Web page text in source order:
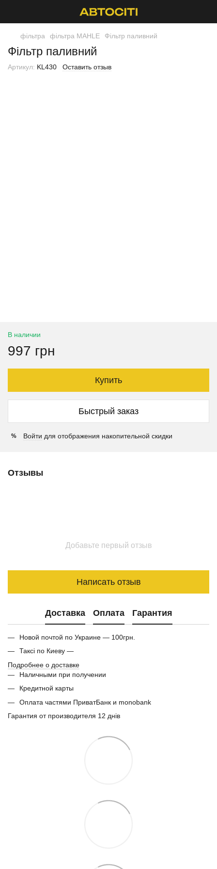
фільтра фільтра MAHLE Фільтр паливний
Фільтр паливний
Артикул: KL430 Оставить отзыв
В наличии
997 грн
Купить
Быстрый заказ
% Войти для отображения накопительной скидки
Отзывы
Добавьте первый отзыв
Написать отзыв
Доставка Оплата Гарантия
Новой почтой по Украине — 100грн.
Таксі по Киеву —
Подробнее о доставке
Наличными при получении
Кредитной карты
Оплата частями ПриватБанк и monobank
Гарантия от производителя 12 днів